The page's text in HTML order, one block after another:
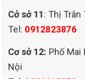
Cở sở 11: Thị Trân
Tel: 0912823876
Cơ sở 12: Phố Mai
Nội